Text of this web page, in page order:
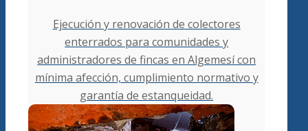
Ejecución y renovación de colectores
enterrados para comunidades y
administradores de fincas en Algemesí con
mínima afección, cumplimiento normativo y
garantía de estanqueidad.